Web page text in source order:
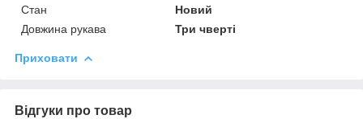
Стан
Новий
Довжина рукава
Три чверті
Приховати
Відгуки про товар